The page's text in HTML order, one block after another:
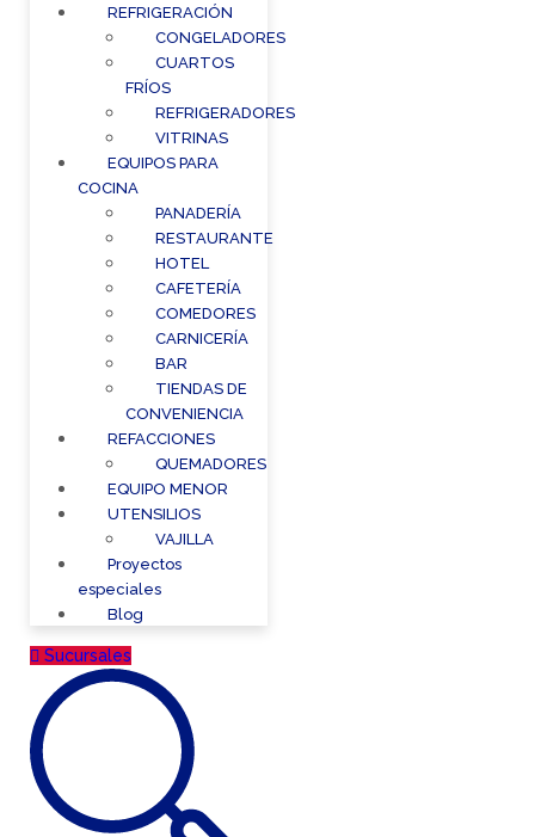
REFRIGERACIÓN
CONGELADORES
CUARTOS
FRÍOS
REFRIGERADORES
VITRINAS
EQUIPOS PARA
COCINA
PANADERÍA
RESTAURANTE
HOTEL
CAFETERÍA
COMEDORES
CARNICERÍA
BAR
TIENDAS DE
CONVENIENCIA
REFACCIONES
QUEMADORES
EQUIPO MENOR
UTENSILIOS
VAJILLA
Proyectos
especiales
Blog
Sucursales